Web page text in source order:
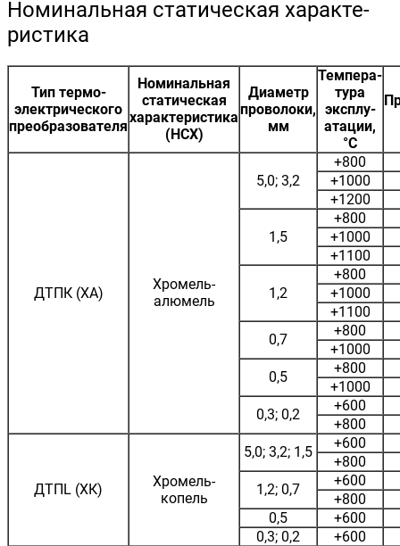
Номинальная статическая характе­
ристика
Тип термо­
электри­ческого
преобразователя
Номинальная
статическая
характеристика
(НСХ)
Диаметр
проволоки,
мм
Темпера­
тура
эксплу­
атации,
°С
ДТПК (ХА)
Хромель-
алюмель
5,0; 3,2
+800
+1000
+1200
1,5
+800
+1000
+1100
1,2
+800
+1000
+1100
0,7
+800
+1000
0,5
+800
+1000
0,3; 0,2
+600
+800
ДТПL (ХК)
Хромель-
копель
5,0; 3,2; 1,5
+600
+800
1,2; 0,7
+600
+800
0,5
+600
0,3; 0,2
+600